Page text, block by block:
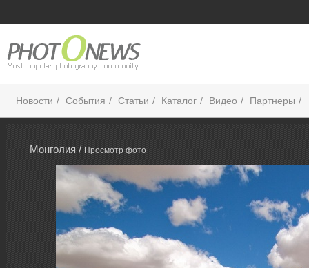
Новости События Статьи Каталог Видео Партнеры
Монголия / Просмотр фото